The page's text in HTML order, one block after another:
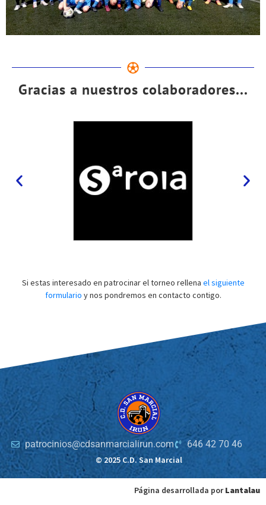
Gracias a nuestros colaboradores...
Si estas interesado en patrocinar el torneo rellena el siguiente
formulario y nos pondremos en contacto contigo.
patrocinios@cdsanmarcialirun.com
646 42 70 46
© 2025 C.D. San Marcial
Página desarrollada porLantalau